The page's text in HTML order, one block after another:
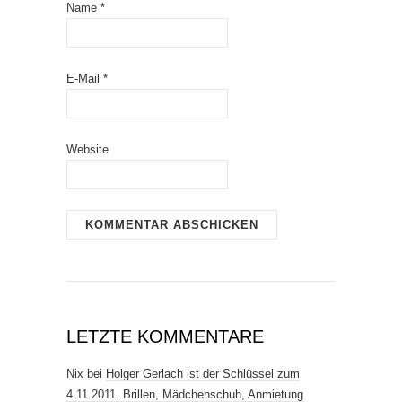
Name *
E-Mail *
Website
LETZTE KOMMENTARE
Nix bei Holger Gerlach ist der Schlüssel zum
4.11.2011. Brillen, Mädchenschuh, Anmietung